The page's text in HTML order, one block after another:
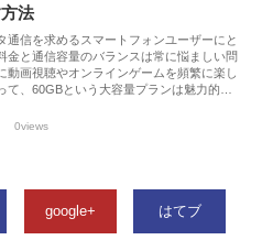
法
通信を求めるスマートフォンユーザーにと
金と通信容量のバランスは常に悩ましい問
動画視聴やオンラインゲームを頻繁に楽し
て、60GBという大容量プランは魅力的…
0views
google+ はてブ